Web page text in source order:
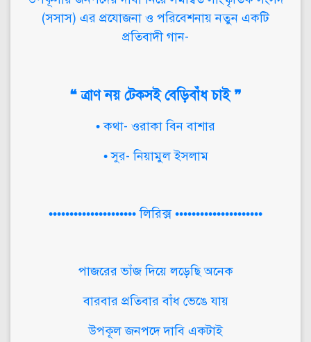
(সসাস) এর প্রযোজনা ও পরিবেশনায় নতুন একটি
প্রতিবাদী গান-
❝ ত্রাণ নয় টেকসই বেড়িবাঁধ চাই ❞
• কথা- ওরাকা বিন বাশার
• সুর- নিয়ামুল ইসলাম
••••••••••••••••••••• লিরিক্স •••••••••••••••••••••
পাজরের ভাঁজ দিয়ে লড়েছি অনেক
বারবার প্রতিবার বাঁধ ভেঙে যায়
উপকূল জনপদে দাবি একটাই